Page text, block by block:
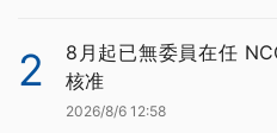
2
8月起已無委員在任
核准
2026/8/6 12:58